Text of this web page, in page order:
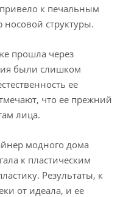
к печальным
структуры.
прошла через
были слишком
ее
что ее прежний
лица.
модного дома
к пластическим
Результаты, к
от идеала, и ее